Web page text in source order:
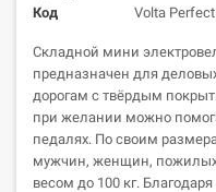
Код
Volta
Складной мини
предназначен для
дорогам с твёрдым
при желании можно
педалях. По своим
мужчин, женщин,
весом до 100 кг.